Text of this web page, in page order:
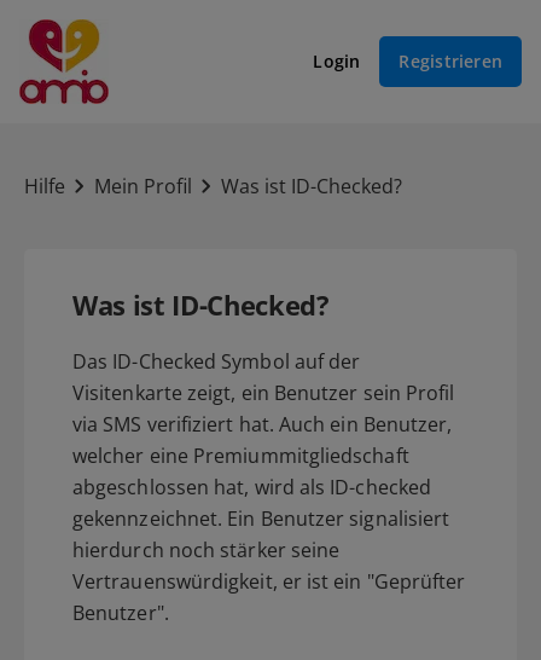
Login Registrieren
Hilfe Mein Profil Was ist ID-Checked?
Was ist ID-Checked?
Das ID-Checked Symbol auf der
Visitenkarte zeigt, ein Benutzer sein Profil
via SMS verifiziert hat. Auch ein Benutzer,
welcher eine Premiummitgliedschaft
abgeschlossen hat, wird als ID-checked
gekennzeichnet. Ein Benutzer signalisiert
hierdurch noch stärker seine
Vertrauenswürdigkeit, er ist ein "Geprüfter
Benutzer".